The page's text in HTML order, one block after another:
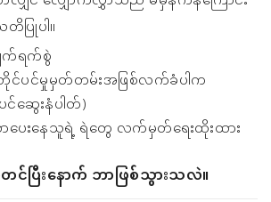
ပြုပါ။
က်ရက်စွဲ
တိုင်ပင်မှုမှတ်တမ်းအဖြစ်လက်ခံပါက
င်ဆွေးနံပါတ်)
ာပေးနေသူရဲ့ ရဲတွေ လက်မှတ်ရေးထိုးထား
င်ပြီးနောက် ဘာဖြစ်သွားသလဲ။